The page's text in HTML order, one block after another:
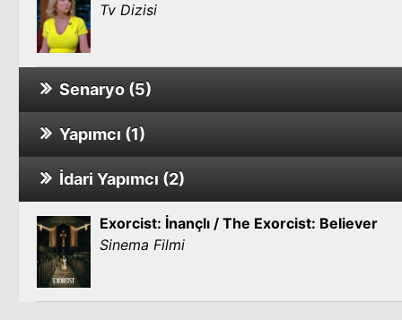
Tv Dizisi
Senaryo (5)
Cadılar Bayramı Sona Eriyor / Halloween
Sinema Filmi
Cadılar Bayramı
Yapımcı (1)
Cadılar Bayramı
İdari Yapımcı (2)
Exorcist: İnançlı / The Exorcist: Believer
Sinema Filmi